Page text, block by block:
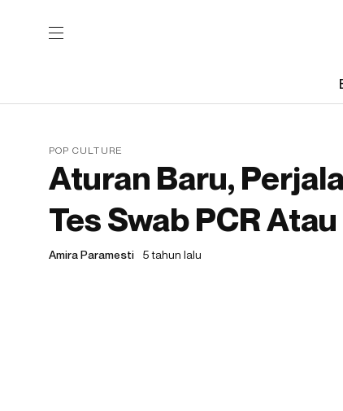
POP CULTURE
Aturan Baru,
Tes Swab PCR
Amira Paramesti 5 tahun lalu